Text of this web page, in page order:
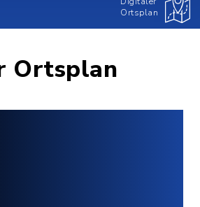
Ortsplan
Ortsplan